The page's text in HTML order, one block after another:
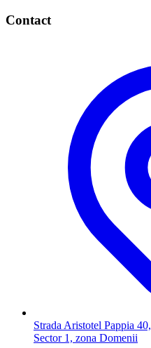
Contact
Strada Aristotel Pappia 40,
Sector 1, zona Domenii